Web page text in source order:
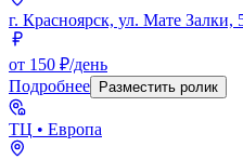
г. Красноярск, ул. Мате Залки,
от 150 ₽/день
Подробнее
Разместить ролик
ТЦ • Европа